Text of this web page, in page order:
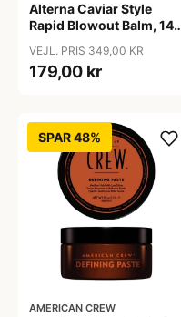
Alterna Caviar Style
Rapid Blowout Balm, 147
VEJL. PRIS 349,00 KR
179,00 kr
SPAR 48%
AMERICAN CREW